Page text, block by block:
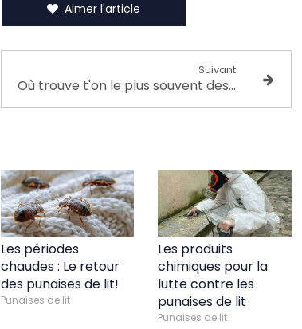
Aimer l'article
Suivant
Où trouve t'on le plus souvent des rats et des souris?
Les périodes
chaudes : Le retour
des punaises de lit!
Punaises de lit
Les produits
chimiques pour la
lutte contre les
punaises de lit
Punaises de lit